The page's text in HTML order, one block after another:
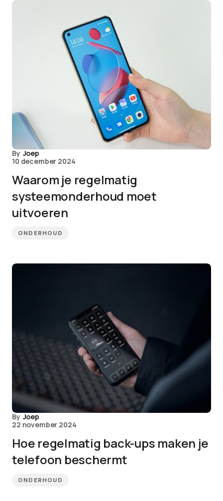
By Joep
10 december 2024
Waarom je regelmatig
systeemonderhoud moet
uitvoeren
ONDERHOUD
By Joep
22 november 2024
Hoe regelmatig back-ups maken je
telefoon beschermt
ONDERHOUD